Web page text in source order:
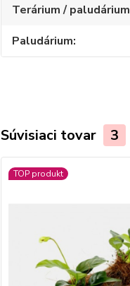
Terárium / paludárium
Paludárium
Súvisiaci tovar 3
TOP produkt